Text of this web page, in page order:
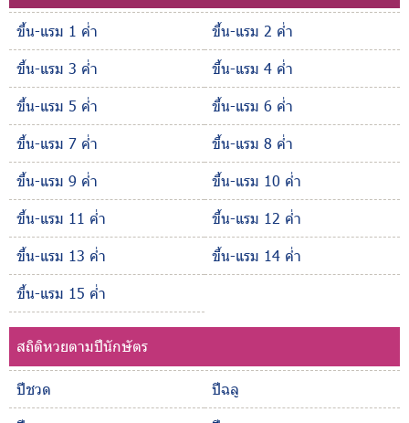
ขึ้น-แรม 1 ค่ำ
ขึ้น-แรม 2 ค่ำ
ขึ้น-แรม 3 ค่ำ
ขึ้น-แรม 4 ค่ำ
ขึ้น-แรม 5 ค่ำ
ขึ้น-แรม 6 ค่ำ
ขึ้น-แรม 7 ค่ำ
ขึ้น-แรม 8 ค่ำ
ขึ้น-แรม 9 ค่ำ
ขึ้น-แรม 10 ค่ำ
ขึ้น-แรม 11 ค่ำ
ขึ้น-แรม 12 ค่ำ
ขึ้น-แรม 13 ค่ำ
ขึ้น-แรม 14 ค่ำ
ขึ้น-แรม 15 ค่ำ
สถิติหวยตามปีนักษัตร
ปีชวด
ปีฉลู